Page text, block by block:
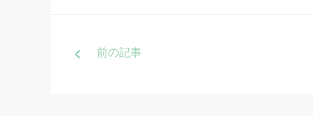
前の記事